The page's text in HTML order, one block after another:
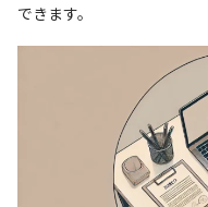
できます。